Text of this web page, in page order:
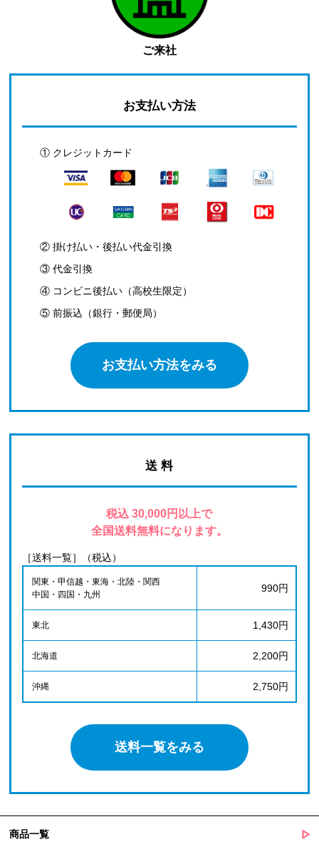
ご来社
お支払い方法
① クレジットカード
② 掛け払い・後払い代金引換
③ 代金引換
④ コンビニ後払い（高校生限定）
⑤ 前振込（銀行・郵便局）
お支払い方法をみる
送 料
税込 30,000円以上で
全国送料無料になります。
［送料一覧］（税込）
関東・甲信越・東海・北陸・関西
中国・四国・九州
990円
東北 1,430円
北海道 2,200円
沖縄 2,750円
送料一覧をみる
商品一覧